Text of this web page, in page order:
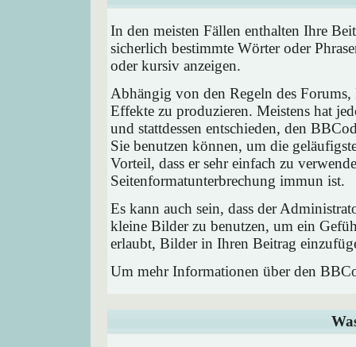
In den meisten Fällen enthalten Ihre
sicherlich bestimmte Wörter oder
oder kursiv anzeigen.
Abhängig von den Regeln des
Effekte zu produzieren. Meistens hat
und stattdessen entschieden, den
Sie benutzen können, um die
Vorteil, dass er sehr einfach zu
Seitenformatunterbrechung immun ist.
Es kann auch sein, dass der
kleine Bilder zu benutzen, um ein
erlaubt, Bilder in Ihren Beitrag
Um mehr Informationen über den